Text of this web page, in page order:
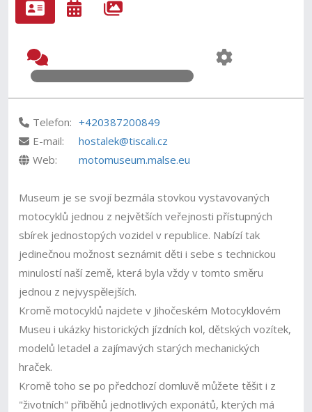
Telefon: +420387200849
E-mail:
hostalek@tiscali.cz
Web:
motomuseum.malse.eu
Museum je se svojí bezmála stovkou vystavovaných
motocyklů jednou z největších veřejnosti přístupných
sbírek jednostopých vozidel v republice. Nabízí tak
jedinečnou možnost seznámit děti i sebe s technickou
minulostí naší země, která byla vždy v tomto směru
jednou z nejvyspělejších.
Kromě motocyklů najdete v Jihočeském Motocyklovém
Museu i ukázky historických jízdních kol, dětských vozítek,
modelů letadel a zajímavých starých mechanických
hraček.
Kromě toho se po předchozí domluvě můžete těšit i z
"životních" příběhů jednotlivých exponátů, kterých má